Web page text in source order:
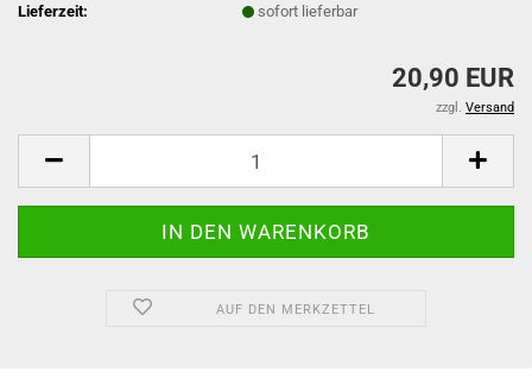
Lieferzeit: sofort lieferbar
20,90 EUR
zzgl. Versand
AUF DEN MERKZETTEL